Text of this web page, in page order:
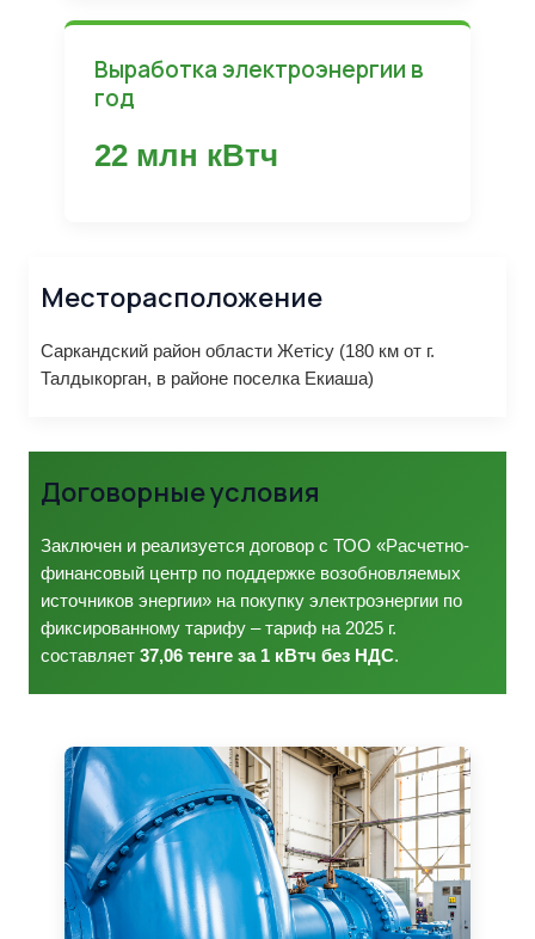
Выработка электроэнергии в
год
22 млн кВтч
Месторасположение
Саркандский район области Жетісу (180 км от г.
Талдыкорган, в районе поселка Екиаша)
Договорные условия
Заключен и реализуется договор с ТОО «Расчетно-
финансовый центр по поддержке возобновляемых
источников энергии» на покупку электроэнергии по
фиксированному тарифу – тариф на 2025 г.
составляет 37,06 тенге за 1 кВтч без НДС.